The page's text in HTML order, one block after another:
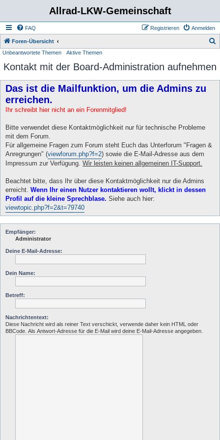
Allrad-LKW-Gemeinschaft
FAQ Anmelden
Registrieren
Foren-Übersicht
Unbeantwortete Themen Aktive Themen
Kontakt mit der Board-Administration aufnehmen
Das ist die Mailfunktion, um die Admins zu
erreichen.
Ihr schreibt hier nicht an ein Forenmitglied!
Bitte verwendet diese Kontaktmöglichkeit nur für technische Probleme
mit dem Forum.
Für allgemeine Fragen zum Forum steht Euch das Unterforum "Fragen &
Anregrungen" (viewforum.php?f=2) sowie die E-Mail-Adresse aus dem
Impressum zur Verfügung. Wir leisten keinen allgemeinen IT-Support.
Beachtet bitte, dass Ihr über diese Kontaktmöglichkeit nur die Admins
erreicht. Wenn Ihr einen Nutzer kontaktieren wollt, klickt in dessen
Profil auf die kleine Sprechblase. Siehe auch hier:
viewtopic.php?f=2&t=79740
Empfänger:
Administrator
Deine E-Mail-Adresse:
Dein Name:
Betreff:
Nachrichtentext:
Diese Nachricht wird als reiner Text verschickt, verwende daher kein HTML oder
BBCode. Als Antwort-Adresse für die E-Mail wird deine E-Mail-Adresse angegeben.